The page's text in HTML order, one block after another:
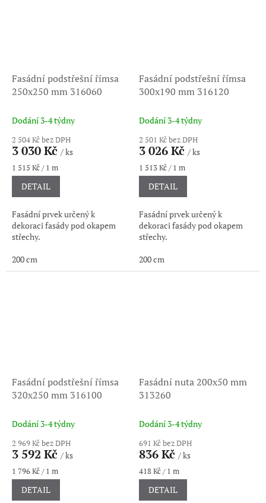
Fasádní podstřešní římsa
250x250 mm 316060
Dodání 3-4 týdny
2 504 Kč bez DPH
3 030 Kč / ks
Měrná
cena:
1 515 Kč / 1 m
DETAIL
Fasádní prvek určený k
dekoraci fasády pod okapem
střechy.
200 cm
Fasádní podstřešní římsa
300x190 mm 316120
Dodání 3-4 týdny
2 501 Kč bez DPH
3 026 Kč / ks
Měrná
cena:
1 513 Kč / 1 m
DETAIL
Fasádní prvek určený k
dekoraci fasády pod okapem
střechy.
200 cm
Fasádní podstřešní římsa
320x250 mm 316100
Dodání 3-4 týdny
2 969 Kč bez DPH
3 592 Kč / ks
Měrná
cena:
1 796 Kč / 1 m
DETAIL
Fasádní nuta 200x50 mm
313260
Dodání 3-4 týdny
691 Kč bez DPH
836 Kč / ks
Měrná
cena:
418 Kč / 1 m
DETAIL